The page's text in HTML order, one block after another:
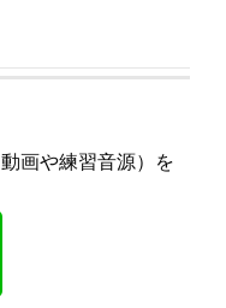
画や練習音源）を